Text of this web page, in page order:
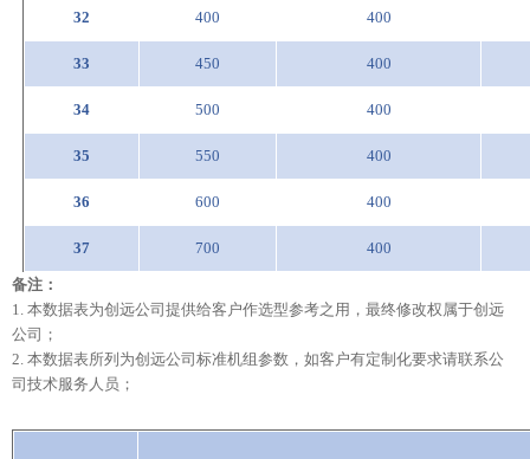
32 400 400
33 450 400
34 500 400
35 550 400
36 600 400
37 700 400
备注：
1. 本数据表为创远公司提供给客户作选型参考之用，最终修改权属于创远
公司；
2. 本数据表所列为创远公司标准机组参数，如客户有定制化要求请联系公
司技术服务人员；